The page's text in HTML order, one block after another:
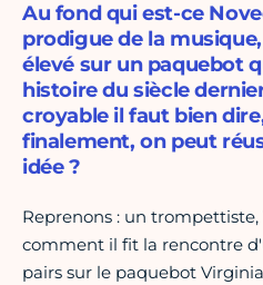
Au fond qui est-ce
prodigue de la
élevé sur un paquebot
histoire du siècle
croyable il faut bien
finalement, on peut
idée ?
Reprenons : un trompettiste,
comment il fit la rencontre
pairs sur le paquebot